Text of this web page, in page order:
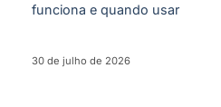
funciona e quando usar
30 de julho de 2026